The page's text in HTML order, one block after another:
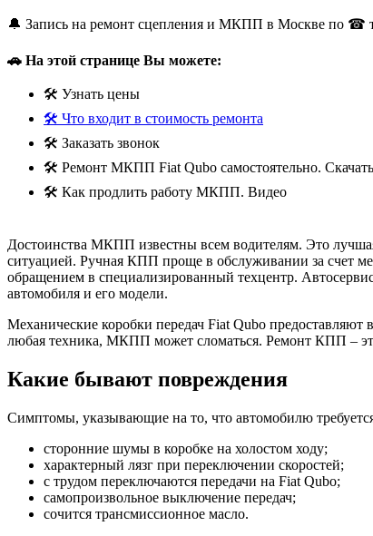
🔔 Запись на ремонт сцепления и МКПП в Москве по ☎
🚗 На этой странице Вы можете:
🛠 Узнать цены
🛠 Что входит в стоимость ремонта
🛠 Заказать звонок
🛠 Ремонт МКПП Fiat Qubo самостоятельно.
🛠 Как продлить работу МКПП. Видео
Достоинства МКПП известны всем водителям. Это
ситуацией. Ручная КПП проще в обслуживании за счет
обращением в специализированный техцентр.
автомобиля и его модели.
Механические коробки передач Fiat Qubo
любая техника, МКПП может сломаться. Ремонт КПП –
Какие бывают повреждения
Симптомы, указывающие на то, что автомобилю
сторонние шумы в коробке на холостом ходу;
характерный лязг при переключении скоростей;
с трудом переключаются передачи на Fiat Qubo;
самопроизвольное выключение передач;
сочится трансмиссионное масло.